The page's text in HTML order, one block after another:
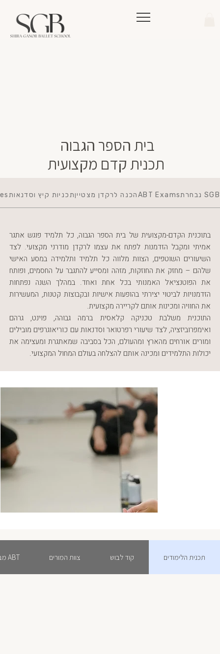
בית הספר הגבוה
תכנית קדם מקצועית
SGB נבחרת ABT Examsהכנה לרקדן מצטייןתכניות קיץ וסדנאות
בתוכנית הקדם-מקצועית של בית הספר הגבוה, כל תלמיד פוגש אתגר
אמיתי ומקבל הזדמנות לפתח את עצמו לרקדן מודרני מקצועי. לצד
השיעורים השוטפים, הצוות מלווה כל תלמיד ותלמידה במסע האישי
שלהם – מחזק את החוזקות, מזהה ומסייע להתגבר על החסמים, ופותח
את הפוטנציאל האמנותי בכל אחת ואחד. במהלך השנה נפתחות
הזדמנויות לביטוי יצירתי בהופעות אישיות ובקבוצות קטנות, המעשירות
את החוויה ומכינות אותם לקריירה מקצועית.
התוכנית משלבת טכניקה קלאסית ברמה גבוהה, פוינט, גרהם
ואימפרוביזציה, לצד שיעורי רפרטואר וסדנאות עם כוריאוגרפים מובילים
ומורים אורחים מהארץ ומהעולם, הכל בסביבה שמאתגרת ומעצימה את
יכולות התלמידים ומכינה אותם להצלחה בעולם המחול המקצועי.
תכנית הלימודים קוד לבוש צוות המורים ABT מבחנים בקלאסי